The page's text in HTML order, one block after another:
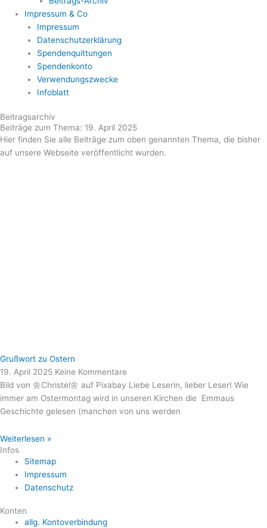
Impressum & Co
Impressum
Datenschutzerklärung
Spendenquittungen
Spendenkonto
Verwendungszwecke
Infoblatt
Beitragsarchiv
Beiträge zum Thema: 19. April 2025
Hier finden Sie alle Beiträge zum oben genannten Thema, die bisher
auf unsere Webseite veröffentlicht wurden.
Grußwort zu Ostern
19. April 2025 Keine Kommentare
Bild von 🌼Christel🌼 auf Pixabay Liebe Leserin, lieber Leser! Wie
immer am Ostermontag wird in unseren Kirchen die Emmaus
Geschichte gelesen (manchen von uns werden
Weiterlesen »
Infos
Sitemap
Impressum
Datenschutz
Konten
allg. Kontoverbindung